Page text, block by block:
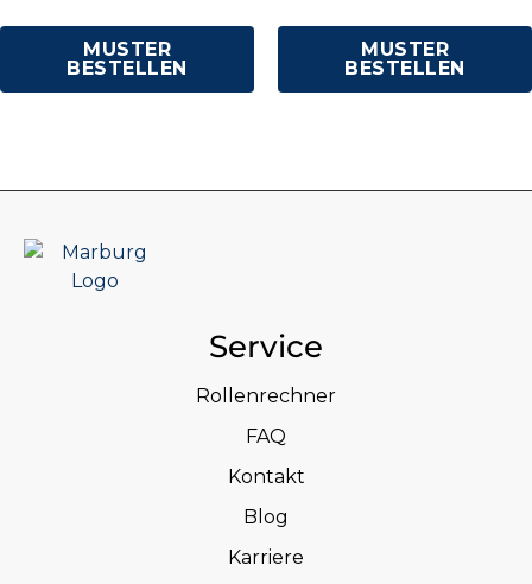
MUSTER
BESTELLEN
MUSTER
BESTELLEN
Service
Rollenrechner
FAQ
Kontakt
Blog
Karriere